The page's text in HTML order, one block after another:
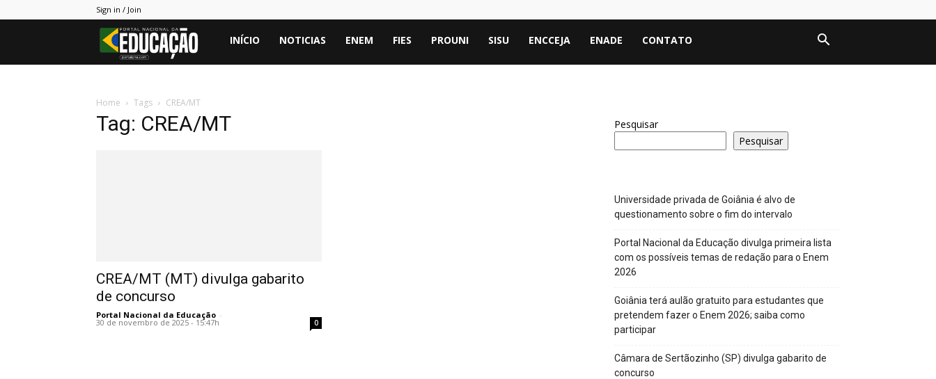
Sign in / Join
Portal
INÍCIO NOTICIAS ENEM FIES PROUNI SISU ENCCEJA ENADE CONTATO
Home Tags CREA/MT
Tag: CREA/MT
CREA/MT (MT) divulga gabarito
de concurso
Portal Nacional da Educação -
30 de novembro de 2025 - 15:47h 0
Pesquisar
Pesquisar
Universidade privada de Goiânia é alvo de
questionamento sobre o fim do intervalo
Portal Nacional da Educação divulga primeira lista
com os possíveis temas de redação para o Enem
2026
Goiânia terá aulão gratuito para estudantes que
pretendem fazer o Enem 2026; saiba como
participar
Câmara de Sertãozinho (SP) divulga gabarito de
concurso